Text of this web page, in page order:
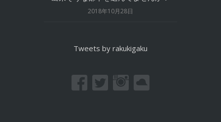
2018年10月28日
Tweets by rakukigaku